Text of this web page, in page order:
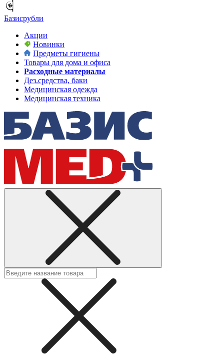
Базисрубли
Акции
Новинки
Предметы гигиены
Товары для дома и офиса
Расходные материалы
Дез.средства, баки
Медицинская одежда
Медицинская техника